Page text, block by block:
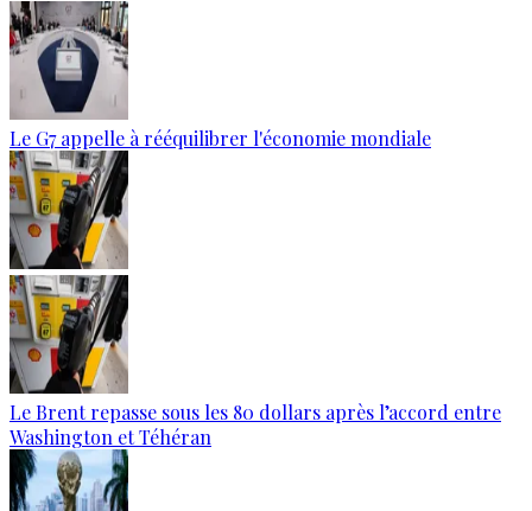
Le G7 appelle à rééquilibrer l'économie mondiale
Le Brent repasse sous les 80 dollars après l’accord entre
Washington et Téhéran